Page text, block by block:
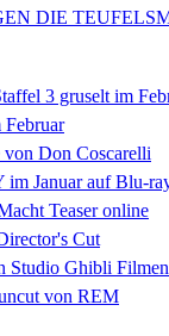
DIE
3 gruselt im
Don Coscarelli
Januar auf Blu-
Teaser online
Cut
Studio Ghibli
von REM